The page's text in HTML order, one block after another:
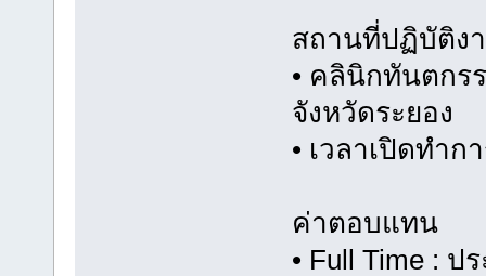
สถานที่ปฏิบัติง
• คลินิกทันตกร
จังหวัดระยอง
• เวลาเปิดทำก
ค่าตอบแทน
• Full Time : ป